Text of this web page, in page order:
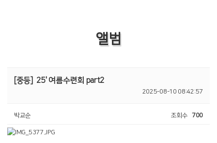
앨범
[중등] 25' 여름수련회 part2
2025-08-10 08:42:57
박교순 조회수 700